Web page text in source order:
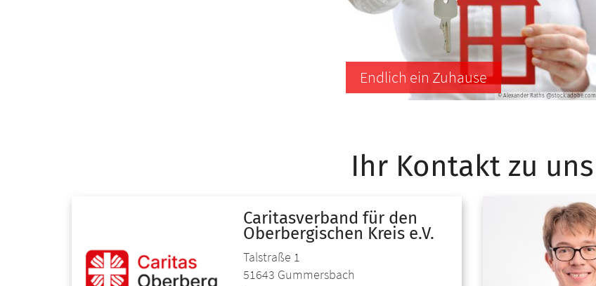
© Alexander Raths @stock.adobe.com
Endlich ein Zuhause
Ihr Kontakt zu uns
Caritasverband für den
Oberbergischen Kreis e.V.
Talstraße 1
51643 Gummersbach